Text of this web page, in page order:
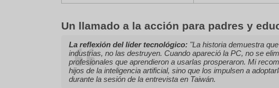
Un llamado a la acción para padres y
La reflexión del líder tecnológico: "La historia demuestra
industrias, no las destruyen. Cuando apareció la PC, no se
profesionales que aprendieron a usarlas prosperaron. Mi
hijos de la inteligencia artificial, sino que los impulsen a
durante la sesión de la entrevista en Taiwán.